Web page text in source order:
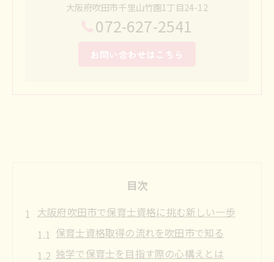
大阪府吹田市千里山竹園1丁目24-12
072-627-2541
お問い合わせはこちら
目次
大阪府吹田市で保育士資格に挑む新しい一歩
保育士資格取得の流れを吹田市で知る
独学で保育士を目指す際の心構えとは